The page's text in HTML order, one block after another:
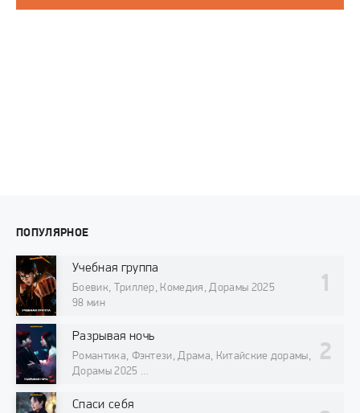
ПОПУЛЯРНОЕ
Учебная группа
Боевик, Триллер, Комедия, Дорамы 2025
98 мин
Разрывая ночь
Романтика, Фэнтези, Драма, Китайские дорамы,
Дорамы 2025
Спаси себя